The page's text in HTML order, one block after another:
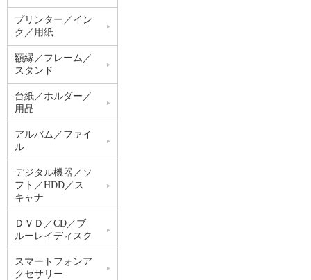
プリンター／イン
ク／用紙
額縁／フレーム／
スタンド
台紙／ホルダー／
用品
アルバム／ファイ
ル
デジタル機器／ソ
フト／HDD／ス
キャナ
ＤＶＤ／CD／ブ
ルーレイディスク
スマートフォンア
クセサリー